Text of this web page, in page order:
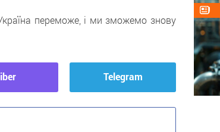
переможе, і ми зможемо знову
Telegram